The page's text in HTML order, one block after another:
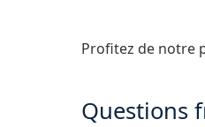
Profitez de notre
Questions